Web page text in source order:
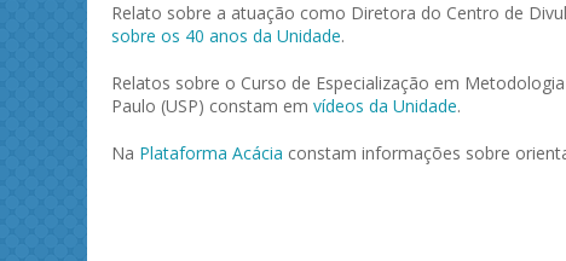
Relato sobre a atuação como Diretora do Centro de
sobre os 40 anos da Unidade.
Relatos sobre o Curso de Especialização em
Paulo (USP) constam em vídeos da Unidade.
Na Plataforma Acácia constam informações sobre